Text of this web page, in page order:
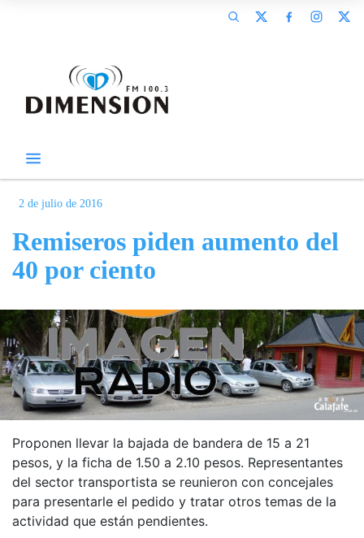
2 de julio de 2016
Remiseros piden aumento del
40 por ciento
Proponen llevar la bajada de bandera de 15 a 21
pesos, y la ficha de 1.50 a 2.10 pesos. Representantes
del sector transportista se reunieron con concejales
para presentarle el pedido y tratar otros temas de la
actividad que están pendientes.